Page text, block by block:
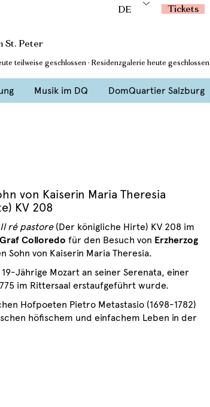
DE Tickets
St. Peter
teilweise geschlossen · Residenzgalerie heute geschlossen
Musik im DQ DomQuartier Salzburg
von Kaiserin Maria Theresia
KV 208
Il ré pastore(Der königliche Hirte) KV 208 im
Colloredo für den Besuch von Erzherzog
Sohn von Kaiserin Maria Theresia.
Jährige Mozart an seiner Serenata, einer
im Rittersaal erstaufgeführt wurde.
Hofpoeten Pietro Metastasio (1698-1782)
höfischem und einfachem Leben in der